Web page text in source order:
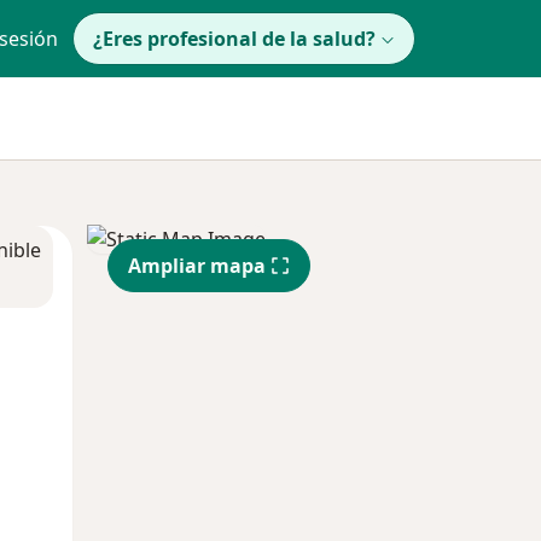
¿Eres profesional de la salud?
Ampliar mapa